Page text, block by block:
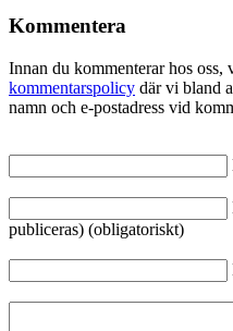
Kommentera
Innan du kommenterar hos oss,
kommentarspolicy där vi bland
namn och e-postadress vid
publiceras) (obligatoriskt)